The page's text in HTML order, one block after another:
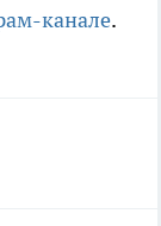
канале.